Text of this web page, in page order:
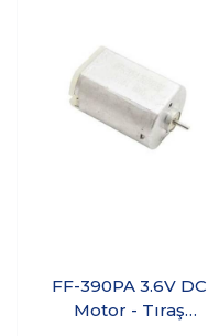
FF-390PA 3.6V DC
Motor - Tıraş